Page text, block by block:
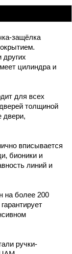
защёлка
других
цилиндра и
для всех
толщиной
двери,
вписывается
бионики и
линий и
на более 200
ручки-